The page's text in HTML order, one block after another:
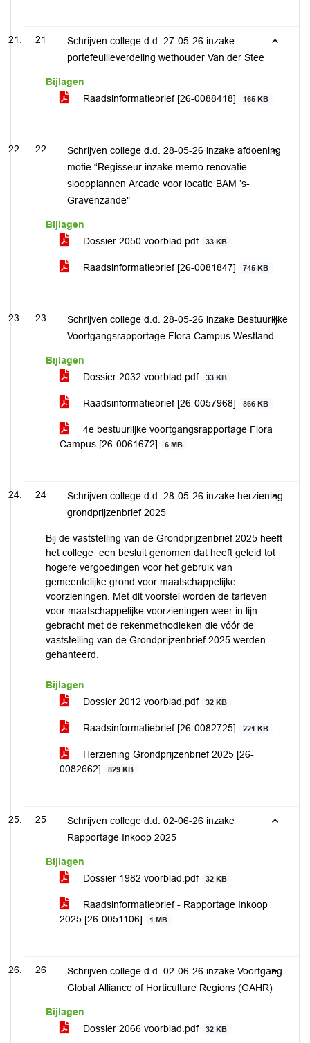
21
Schrijven college d.d. 27-05-26 inzake
portefeuilleverdeling wethouder Van der Stee
Bijlagen
Raadsinformatiebrief [26-0088418]
165 KB
22
Schrijven college d.d. 28-05-26 inzake afdoening
motie “Regisseur inzake memo renovatie-
sloopplannen Arcade voor locatie BAM ’s-
Gravenzande"
Bijlagen
Dossier 2050 voorblad.pdf
33 KB
Raadsinformatiebrief [26-0081847] 745 KB
23
Schrijven college d.d. 28-05-26 inzake Bestuurlijke
Voortgangsrapportage Flora Campus Westland
Bijlagen
Dossier 2032 voorblad.pdf
33 KB
Raadsinformatiebrief [26-0057968] 866 KB
4e bestuurlijke voortgangsrapportage Flora
Campus [26-0061672]
6 MB
24
Schrijven college d.d. 28-05-26 inzake herziening
grondprijzenbrief 2025
Bij de vaststelling van de Grondprijzenbrief 2025 heeft
het college een besluit genomen dat heeft geleid tot
hogere vergoedingen voor het gebruik van
gemeentelijke grond voor maatschappelijke
voorzieningen. Met dit voorstel worden de tarieven
voor maatschappelijke voorzieningen weer in lijn
gebracht met de rekenmethodieken die vóór de
vaststelling van de Grondprijzenbrief 2025 werden
gehanteerd.
Bijlagen
Dossier 2012 voorblad.pdf
32 KB
Raadsinformatiebrief [26-0082725] 221 KB
Herziening Grondprijzenbrief 2025 [26-
0082662]
829 KB
25
Schrijven college d.d. 02-06-26 inzake
Rapportage Inkoop 2025
Bijlagen
Dossier 1982 voorblad.pdf
32 KB
Raadsinformatiebrief - Rapportage Inkoop
2025 [26-0051106]
1 MB
26
Schrijven college d.d. 02-06-26 inzake Voortgang
Global Alliance of Horticulture Regions (GAHR)
Bijlagen
Dossier 2066 voorblad.pdf
32 KB